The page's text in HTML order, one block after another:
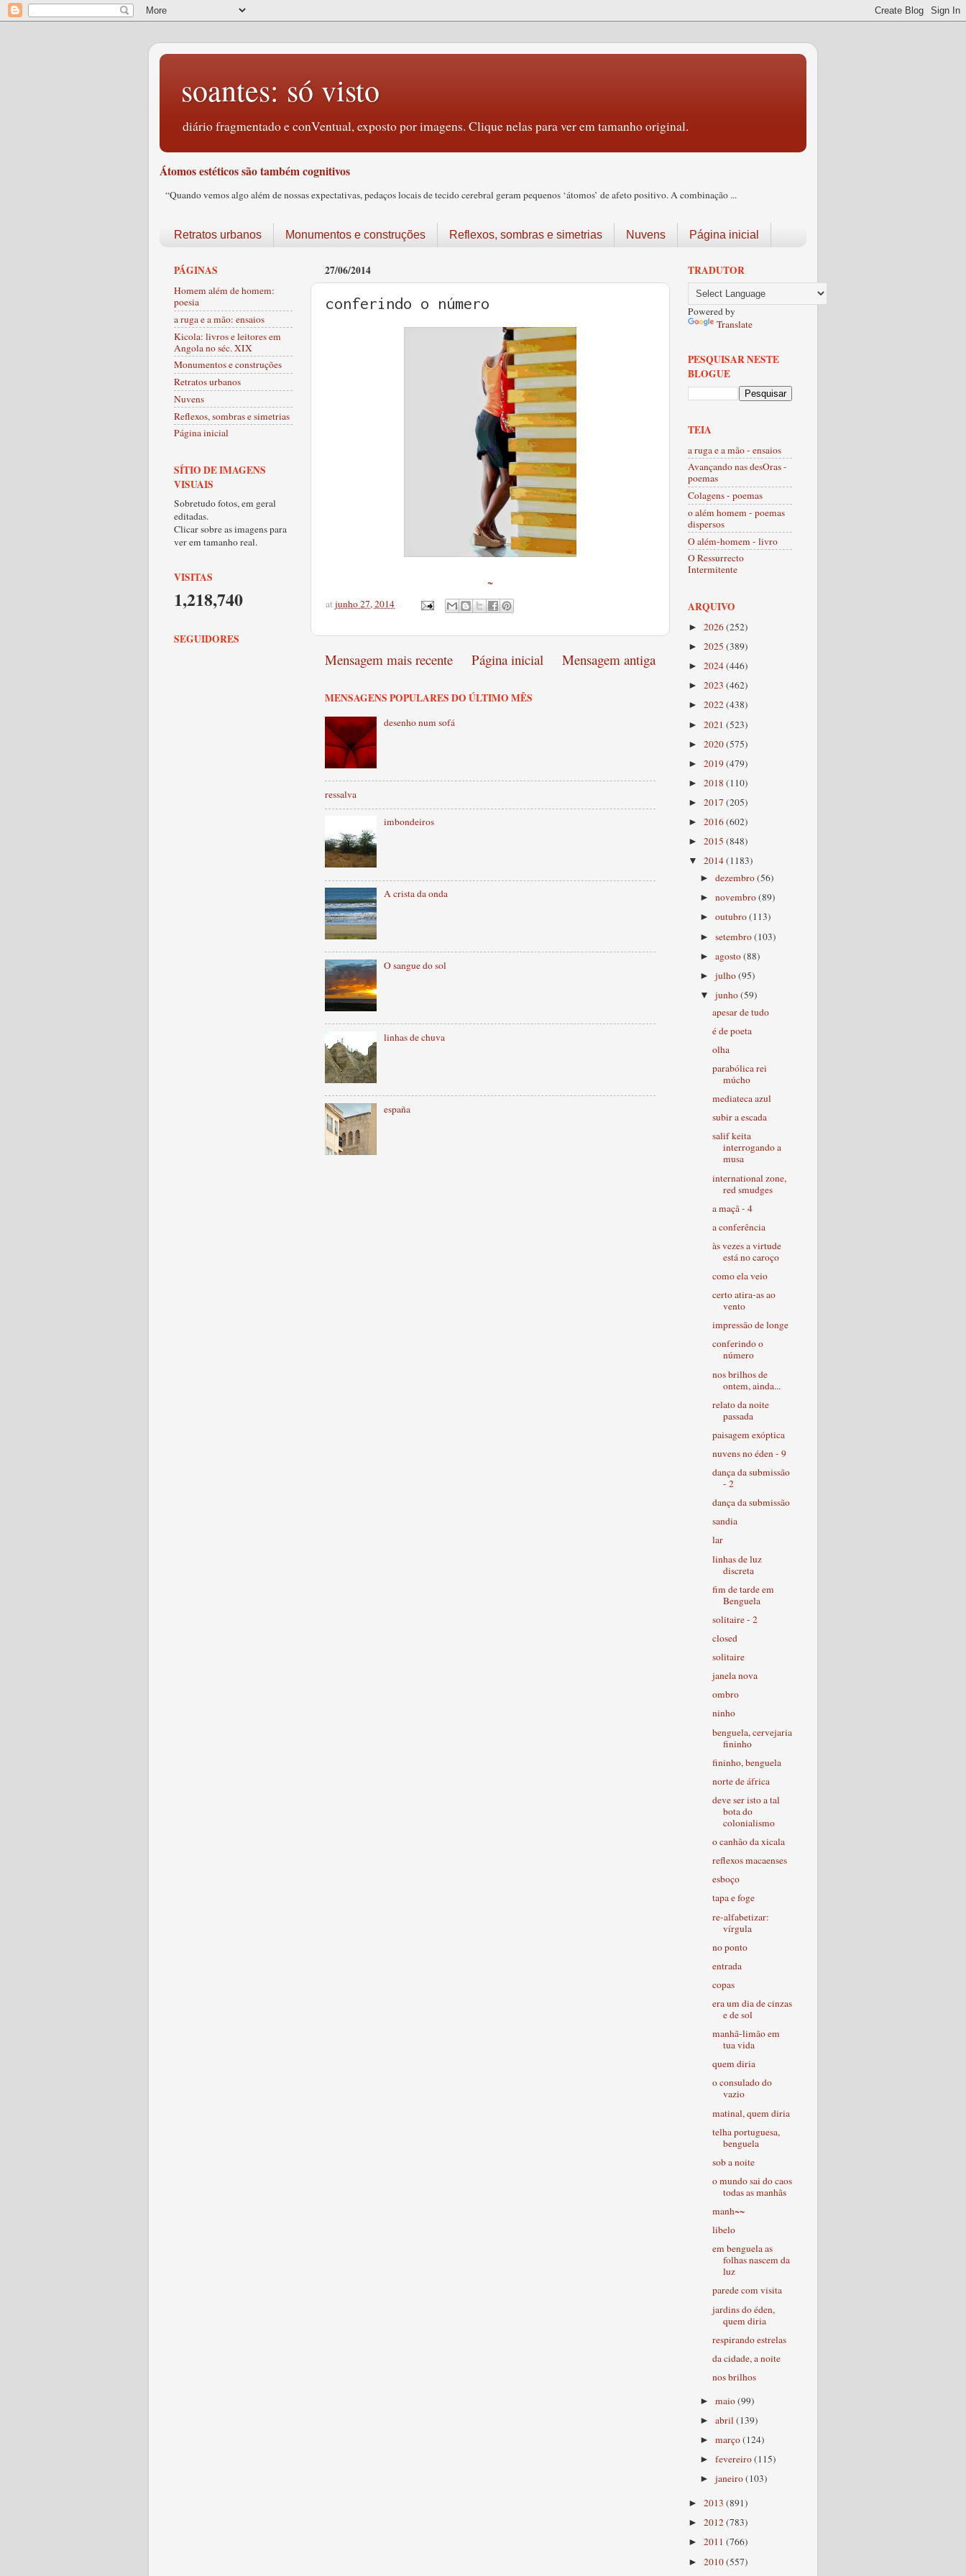
soantes: só visto
diário fragmentado e conVentual, exposto por imagens. Clique nelas para ver em tamanho original.
Átomos estéticos são também cognitivos
“Quando vemos algo além de nossas expectativas, pedaços locais de tecido cerebral geram pequenos ‘átomos’ de afeto positivo. A combinação ...
Retratos urbanos Monumentos e construções Reflexos, sombras e simetrias Nuvens Página inicial
27/06/2014
conferindo o número
~
atjunho 27, 2014
Mensagem mais recente Mensagem antiga
Página inicial
MENSAGENS POPULARES DO ÚLTIMO MÊS
desenho num sofá
ressalva
imbondeiros
A crista da onda
O sangue do sol
linhas de chuva
españa
PÁGINAS
Homem além de homem:
poesia
a ruga e a mão: ensaios
Kicola: livros e leitores em
Angola no séc. XIX
Monumentos e construções
Retratos urbanos
Nuvens
Reflexos, sombras e simetrias
Página inicial
SÍTIO DE IMAGENS
VISUAIS
Sobretudo fotos, em geral
editadas.
Clicar sobre as imagens para
ver em tamanho real.
VISITAS
1,218,740
SEGUIDORES
TRADUTOR
Powered by
Translate
PESQUISAR NESTE
BLOGUE
TEIA
a ruga e a mão - ensaios
Avançando nas desOras -
poemas
Colagens - poemas
o além homem - poemas
dispersos
O além-homem - livro
O Ressurrecto
Intermitente
ARQUIVO
► 2026(252)
► 2025 (389)
► 2024(446)
► 2023 (462)
► 2022(438)
► 2021 (523)
► 2020(575)
► 2019(479)
► 2018 (110)
► 2017 (205)
► 2016(602)
► 2015 (848)
▼ 2014(1183)
►dezembro(56)
►novembro(89)
►outubro(113)
►setembro(103)
►agosto(88)
►julho(95)
▼junho(59)
apesar de tudo
é de poeta
olha
parabólica rei
múcho
mediateca azul
subir a escada
salif keita
interrogando a
musa
international zone,
red smudges
a maçã - 4
a conferência
às vezes a virtude
está no caroço
como ela veio
certo atira-as ao
vento
impressão de longe
conferindo o
número
nos brilhos de
ontem, ainda...
relato da noite
passada
paisagem exóptica
nuvens no éden - 9
dança da submissão
- 2
dança da submissão
sandia
lar
linhas de luz
discreta
fim de tarde em
Benguela
solitaire - 2
closed
solitaire
janela nova
ombro
ninho
benguela, cervejaria
fininho
fininho, benguela
norte de áfrica
deve ser isto a tal
bota do
colonialismo
o canhão da xicala
reflexos macaenses
esboço
tapa e foge
re-alfabetizar:
vírgula
no ponto
entrada
copas
era um dia de cinzas
e de sol
manhã-limão em
tua vida
quem diria
o consulado do
vazio
matinal, quem diria
telha portuguesa,
benguela
sob a noite
o mundo sai do caos
todas as manhãs
manh~~
libelo
em benguela as
folhas nascem da
luz
parede com visita
jardins do éden,
quem diria
respirando estrelas
da cidade, a noite
nos brilhos
►maio(99)
►abril(139)
►março(124)
►fevereiro(115)
►janeiro(103)
► 2013 (891)
► 2012(783)
► 2011 (766)
► 2010(557)